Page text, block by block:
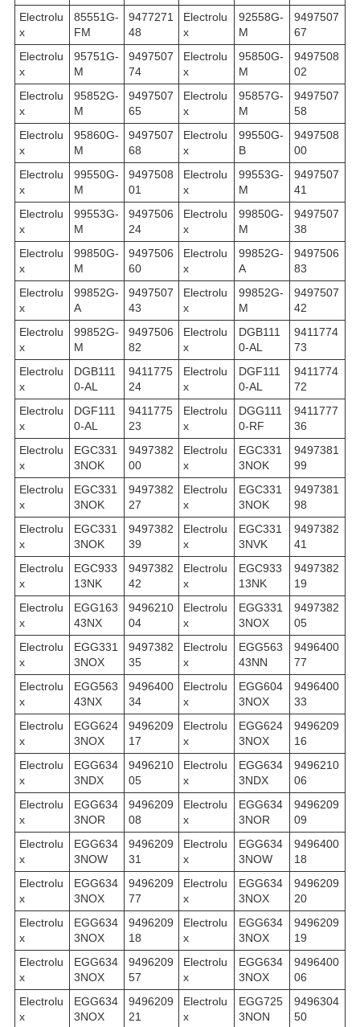
Electrolu
x
85551G-
FM
9477271
48
Electrolu
x
92558G-
M
9497507
67
Electrolu
x
95751G-
M
9497507
74
Electrolu
x
95850G-
M
9497508
02
Electrolu
x
95852G-
M
9497507
65
Electrolu
x
95857G-
M
9497507
58
Electrolu
x
95860G-
M
9497507
68
Electrolu
x
99550G-
B
9497508
00
Electrolu
x
99550G-
M
9497508
01
Electrolu
x
99553G-
M
9497507
41
Electrolu
x
99553G-
M
9497506
24
Electrolu
x
99850G-
M
9497507
38
Electrolu
x
99850G-
M
9497506
60
Electrolu
x
99852G-
A
9497506
83
Electrolu
x
99852G-
A
9497507
43
Electrolu
x
99852G-
M
9497507
42
Electrolu
x
99852G-
M
9497506
82
Electrolu
x
DGB111
0-AL
9411774
73
Electrolu
x
DGB111
0-AL
9411775
24
Electrolu
x
DGF111
0-AL
9411774
72
Electrolu
x
DGF111
0-AL
9411775
23
Electrolu
x
DGG111
0-RF
9411777
36
Electrolu
x
EGC331
3NOK
9497382
00
Electrolu
x
EGC331
3NOK
9497381
99
Electrolu
x
EGC331
3NOK
9497382
27
Electrolu
x
EGC331
3NOK
9497381
98
Electrolu
x
EGC331
3NOK
9497382
39
Electrolu
x
EGC331
3NVK
9497382
41
Electrolu
x
EGC933
13NK
9497382
42
Electrolu
x
EGC933
13NK
9497382
19
Electrolu
x
EGG163
43NX
9496210
04
Electrolu
x
EGG331
3NOX
9497382
05
Electrolu
x
EGG331
3NOX
9497382
35
Electrolu
x
EGG563
43NN
9496400
77
Electrolu
x
EGG563
43NX
9496400
34
Electrolu
x
EGG604
3NOX
9496400
33
Electrolu
x
EGG624
3NOX
9496209
17
Electrolu
x
EGG624
3NOX
9496209
16
Electrolu
x
EGG634
3NDX
9496210
05
Electrolu
x
EGG634
3NDX
9496210
06
Electrolu
x
EGG634
3NOR
9496209
08
Electrolu
x
EGG634
3NOR
9496209
09
Electrolu
x
EGG634
3NOW
9496209
31
Electrolu
x
EGG634
3NOW
9496400
18
Electrolu
x
EGG634
3NOX
9496209
77
Electrolu
x
EGG634
3NOX
9496209
20
Electrolu
x
EGG634
3NOX
9496209
18
Electrolu
x
EGG634
3NOX
9496209
19
Electrolu
x
EGG634
3NOX
9496209
57
Electrolu
x
EGG634
3NOX
9496400
06
Electrolu
x
EGG634
3NOX
9496209
21
Electrolu
x
EGG725
3NON
9496304
50